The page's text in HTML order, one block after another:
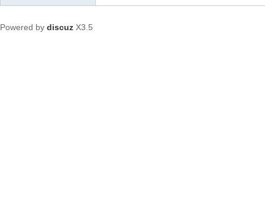
Powered by discuz X3.5